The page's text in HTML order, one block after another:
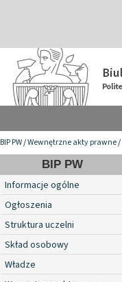
BIP PW/Wewnętrzne akty prawne/
BIP PW
Informacje ogólne
Ogłoszenia
Struktura uczelni
Skład osobowy
Władze